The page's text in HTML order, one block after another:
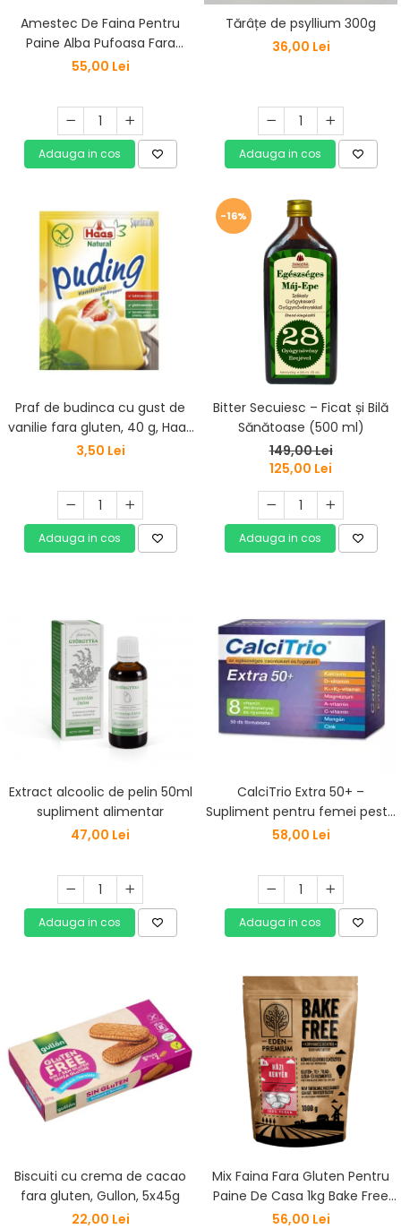
Amestec De Faina Pentru
Paine Alba Pufoasa Fara
Gluten 1kg Szafi Free
55,00 Lei
Adauga in cos
Tărâțe de psyllium 300g
36,00 Lei
Adauga in cos
Praf de budinca cu gust de
vanilie fara gluten, 40 g, Haas
Natural
3,50 Lei
Adauga in cos
-16%
Bitter Secuiesc – Ficat și Bilă
Sănătoase (500 ml)
149,00 Lei
125,00 Lei
Adauga in cos
Extract alcoolic de pelin 50ml
supliment alimentar
47,00 Lei
Adauga in cos
CalciTrio Extra 50+ –
Supliment pentru femei peste
50 ani, cu calciu, magneziu și
58,00 Lei
Adauga in cos
Biscuiti cu crema de cacao
fara gluten, Gullon, 5x45g
22,00 Lei
Mix Faina Fara Gluten Pentru
Paine De Casa 1kg Bake Free
Eden Premium
56,00 Lei